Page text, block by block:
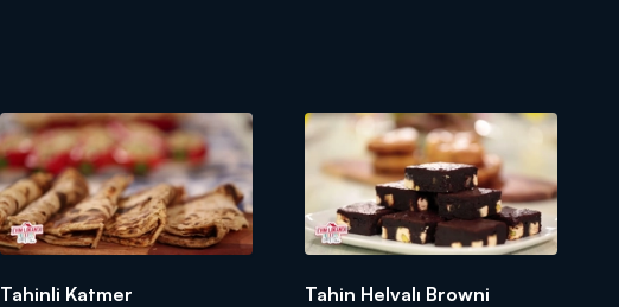
Tahinli Katmer Tahin Helvalı Browni